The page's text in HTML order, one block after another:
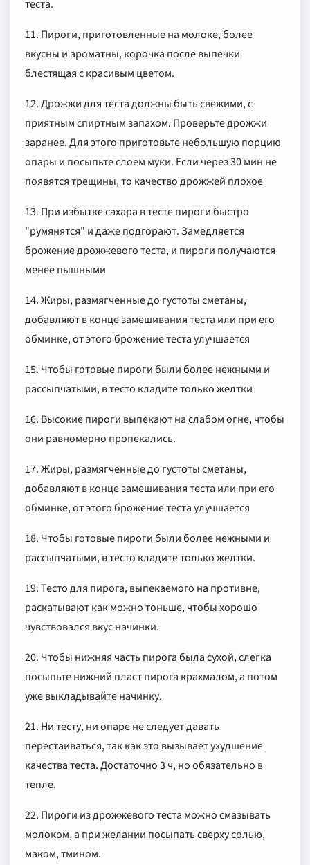
теста.
11. Пироги, приготовленные на молоке, более
вкусны и ароматны, корочка после выпечки
блестящая с красивым цветом.
12. Дрожжи для теста должны быть свежими, с
приятным спиртным запахом. Проверьте дрожжи
заранее. Для этого приготовьте небольшую порцию
опары и посыпьте слоем муки. Если через 30 мин не
появятся трещины, то качество дрожжей плохое
13. При избытке сахара в тесте пироги быстро
"румянятся" и даже подгорают. Замедляется
брожение дрожжевого теста, и пироги получаются
менее пышными
14. Жиры, размягченные до густоты сметаны,
добавляют в конце замешивания теста или при его
обминке, от этого брожение теста улучшается
15. Чтобы готовые пироги были более нежными и
рассыпчатыми, в тесто кладите только желтки
16. Высокие пироги выпекают на слабом огне, чтобы
они равномерно пропекались.
17. Жиры, размягченные до густоты сметаны,
добавляют в конце замешивания теста или при его
обминке, от этого брожение теста улучшается
18. Чтобы готовые пироги были более нежными и
рассыпчатыми, в тесто кладите только желтки.
19. Тесто для пирога, выпекаемого на противне,
раскатывают как можно тоньше, чтобы хорошо
чувствовался вкус начинки.
20. Чтобы нижняя часть пирога была сухой, слегка
посыпьте нижний пласт пирога крахмалом, а потом
уже выкладывайте начинку.
21. Ни тесту, ни опаре не следует давать
перестаиваться, так как это вызывает ухудшение
качества теста. Достаточно 3 ч, но обязательно в
тепле.
22. Пироги из дрожжевого теста можно смазывать
молоком, а при желании посыпать сверху солью,
маком, тмином.